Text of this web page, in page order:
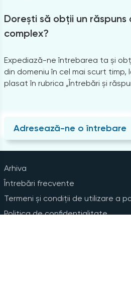
Dorești să obții un răspuns
complex?
Expediază-ne întrebarea ta și
din domeniu în cel mai scurt
plasat în rubrica „Întrebări și
Adresează-ne o întrebare
Arhiva
Întrebări frecvente
Termeni și condiții de utilizare a
Politica de confidențialitate